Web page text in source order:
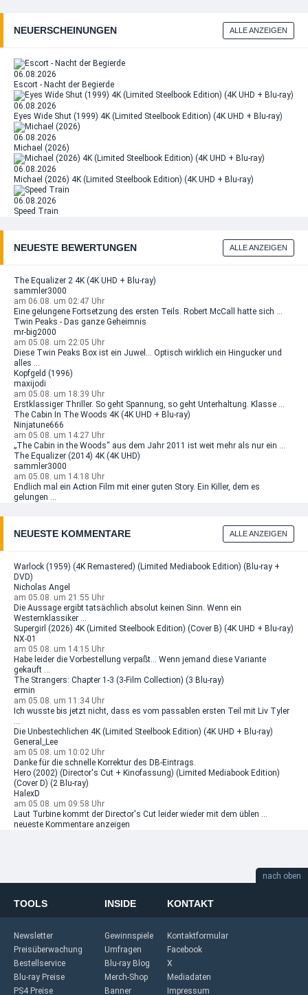
NEUERSCHEINUNGEN ALLE ANZEIGEN
06.08.2026
Escort - Nacht der Begierde
06.08.2026
Eyes Wide Shut (1999) 4K (Limited Steelbook Edition) (4K UHD + Blu-ray)
06.08.2026
Michael (2026)
06.08.2026
Michael (2026) 4K (Limited Steelbook Edition) (4K UHD + Blu-ray)
06.08.2026
Speed Train
NEUESTE BEWERTUNGEN ALLE ANZEIGEN
The Equalizer 2 4K (4K UHD + Blu-ray)
sammler3000
am 06.08. um 02:47 Uhr
Eine gelungene Fortsetzung des ersten Teils. Robert McCall hatte sich ...
Twin Peaks - Das ganze Geheimnis
mr-big2000
am 05.08. um 22:05 Uhr
Diese Twin Peaks Box ist ein Juwel… Optisch wirklich ein Hingucker und
alles ...
Kopfgeld (1996)
maxijodi
am 05.08. um 18:39 Uhr
Erstklassiger Thriller. So geht Spannung, so geht Unterhaltung. Klasse ...
The Cabin In The Woods 4K (4K UHD + Blu-ray)
Ninjatune666
am 05.08. um 14:27 Uhr
„The Cabin in the Woods“ aus dem Jahr 2011 ist weit mehr als nur ein ...
The Equalizer (2014) 4K (4K UHD)
sammler3000
am 05.08. um 14:18 Uhr
Endlich mal ein Action Film mit einer guten Story. Ein Killer, dem es
gelungen ...
NEUESTE KOMMENTARE ALLE ANZEIGEN
Warlock (1959) (4K Remastered) (Limited Mediabook Edition) (Blu-ray +
DVD)
Nicholas Angel
am 05.08. um 21:55 Uhr
Die Aussage ergibt tatsächlich absolut keinen Sinn. Wenn ein
Westernklassiker ...
Supergirl (2026) 4K (Limited Steelbook Edition) (Cover B) (4K UHD + Blu-ray)
NX-01
am 05.08. um 14:15 Uhr
Habe leider die Vorbestellung verpaßt... Wenn jemand diese Variante
gekauft ...
The Strangers: Chapter 1-3 (3-Film Collection) (3 Blu-ray)
ermin
am 05.08. um 11:34 Uhr
Ich wusste bis jetzt nicht, dass es vom passablen ersten Teil mit Liv Tyler
...
Die Unbestechlichen 4K (Limited Steelbook Edition) (4K UHD + Blu-ray)
General_Lee
am 05.08. um 10:02 Uhr
Danke für die schnelle Korrektur des DB-Eintrags.
Hero (2002) (Director's Cut + Kinofassung) (Limited Mediabook Edition)
(Cover D) (2 Blu-ray)
HalexD
am 05.08. um 09:58 Uhr
Laut Turbine kommt der Director's Cut leider wieder mit dem üblen ...
neueste Kommentare anzeigen
nach oben
TOOLS
Newsletter
Preisüberwachung
Bestellservice
Blu-ray Preise
PS4 Preise
INSIDE
Gewinnspiele
Umfragen
Blu-ray Blog
Merch-Shop
Banner
KONTAKT
Kontaktformular
Facebook
X
Mediadaten
Impressum